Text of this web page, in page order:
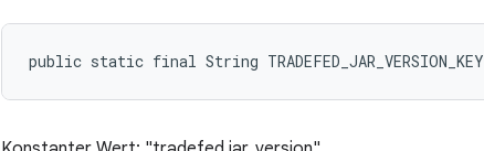
public static final String TRADEFED_JAR_VERSION_KEY